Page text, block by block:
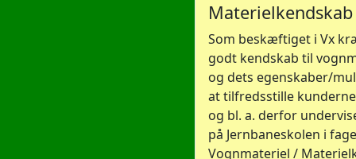
Materielkendskab
Som beskæftiget i Vx
godt kendskab til
og dets egenskaber/
at tilfredsstille
og bl. a. derfor
på Jernbaneskolen i
Vognmateriel /